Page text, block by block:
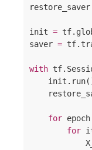
restore_saver
init =
saver =
with
for epoch
for